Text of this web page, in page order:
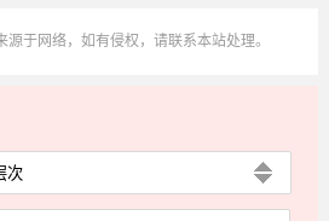
于网络，如有侵权，请联系本站处理。